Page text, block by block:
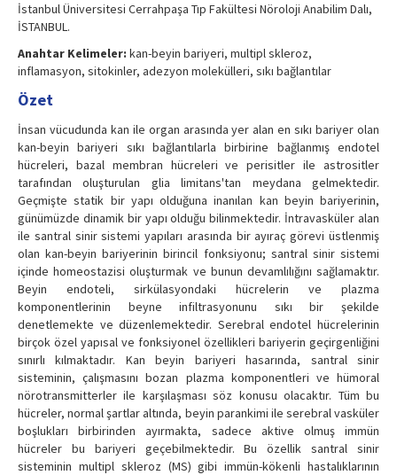
Archive
Contact Us
İstanbul Üniversitesi Cerrahpaşa Tıp Fakültesi Nöroloji Anabilim Dalı,
İSTANBUL.
Anahtar Kelimeler: kan-beyin bariyeri, multipl skleroz,
inflamasyon, sitokinler, adezyon molekülleri, sıkı bağlantılar
Özet
İnsan vücudunda kan ile organ arasında yer alan en sıkı bariyer olan
kan-beyin bariyeri sıkı bağlantılarla birbirine bağlanmış endotel
hücreleri, bazal membran hücreleri ve perisitler ile astrositler
tarafından oluşturulan glia limitans'tan meydana gelmektedir.
Geçmişte statik bir yapı olduğuna inanılan kan beyin bariyerinin,
günümüzde dinamik bir yapı olduğu bilinmektedir. İntravasküler alan
ile santral sinir sistemi yapıları arasında bir ayıraç görevi üstlenmiş
olan kan-beyin bariyerinin birincil fonksiyonu; santral sinir sistemi
içinde homeostazisi oluşturmak ve bunun devamlılığını sağlamaktır.
Beyin endoteli, sirkülasyondaki hücrelerin ve plazma
komponentlerinin beyne infiltrasyonunu sıkı bir şekilde
denetlemekte ve düzenlemektedir. Serebral endotel hücrelerinin
birçok özel yapısal ve fonksiyonel özellikleri bariyerin geçirgenliğini
sınırlı kılmaktadır. Kan beyin bariyeri hasarında, santral sinir
sisteminin, çalışmasını bozan plazma komponentleri ve hümoral
nörotransmitterler ile karşılaşması söz konusu olacaktır. Tüm bu
hücreler, normal şartlar altında, beyin parankimi ile serebral vasküler
boşlukları birbirinden ayırmakta, sadece aktive olmuş immün
hücreler bu bariyeri geçebilmektedir. Bu özellik santral sinir
sisteminin multipl skleroz (MS) gibi immün-kökenli hastalıklarının